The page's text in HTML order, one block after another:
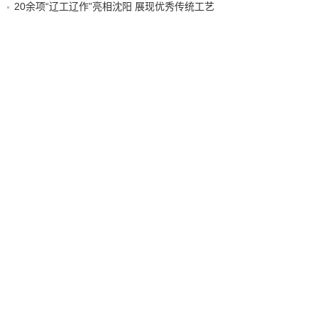
20余项“辽工辽作”亮相沈阳 展现优秀传统工艺